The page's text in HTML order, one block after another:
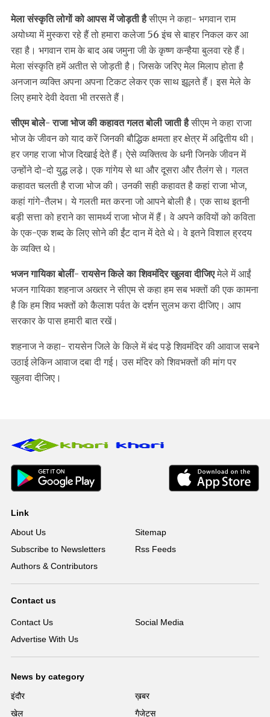
मेला संस्कृति लोगों को आपस में जोड़ती हैसीएम ने कहा- भगवान राम
अयोध्या में मुस्करा रहे हैं तो हमारा कलेजा 56 इंच से बाहर निकल कर आ
रहा है। भगवान राम के बाद अब जमुना जी के कृष्ण कन्हैया बुलवा रहे हैं।
मेला संस्कृति हमें अतीत से जोड़ती है। जिसके जरिए मेल मिलाप होता है
अनजान व्यक्ति अपना अपना टिकट लेकर एक साथ झूलते हैं। इस मेले के
लिए हमारे देवी देवता भी तरसते हैं।
सीएम बोले- राजा भोज की कहावत गलत बोली जाती हैसीएम ने कहा राजा
भोज के जीवन को याद करें जिनकी बौद्धिक क्षमता हर क्षेत्र में अद्वितीय थी।
हर जगह राजा भोज दिखाई देते हैं। ऐसे व्यक्तित्व के धनी जिनके जीवन में
उन्होंने दो-दो युद्ध लडे़। एक गांगेय से था और दूसरा और तैलंग से। गलत
कहावत चलती है राजा भोज की। उनकी सही कहावत है कहां राजा भोज,
कहां गांगे-तैलभ। ये गलती मत करना जो आपने बोली है। एक साथ इतनी
बड़ी सत्ता को हराने का सामर्थ्य राजा भोज में हैं। वे अपने कवियों को कविता
के एक-एक शब्द के लिए सोने की ईंट दान में देते थे। वे इतने विशाल ह्रदय
के व्यक्ति थे।
भजन गायिका बोलीं- रायसेन किले का शिवमंदिर खुलवा दीजिएमेले में आईं
भजन गायिका शहनाज अख्तर ने सीएम से कहा हम सब भक्तों की एक कामना
है कि हम शिव भक्तों को कैलाश पर्वत के दर्शन सुलभ करा दीजिए। आप
सरकार के पास हमारी बात रखें।
शहनाज ने कहा- रायसेन जिले के किले में बंद पडे़ शिवमंदिर की आवाज सबने
उठाई लेकिन आवाज दबा दी गई। उस मंदिर को शिवभक्तों की मांग पर
खुलवा दीजिए।
Link
About Us
Sitemap
Subscribe to Newsletters
Rss Feeds
Authors & Contributors
Contact us
Contact Us
Social Media
Advertise With Us
News by category
इंदौर
ख़बर
खेल
गैजेट्स